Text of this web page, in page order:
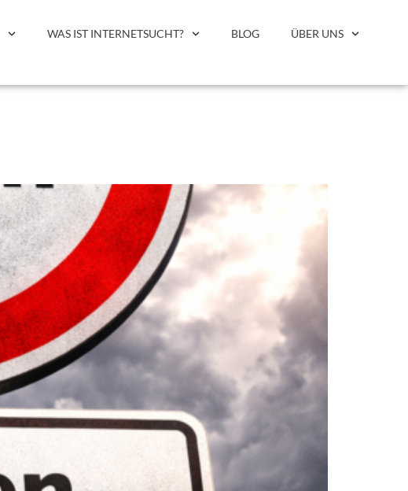
WAS IST INTERNETSUCHT? BLOG ÜBER UNS